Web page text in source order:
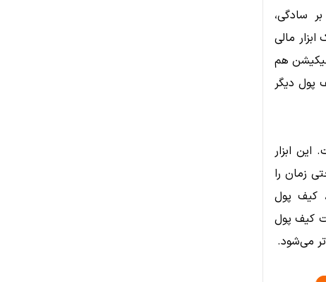
بر سادگی،
مالی
هم
پول دیگر
این ابزار
زمان را
کیف پول
کیف پول
می‌شود.